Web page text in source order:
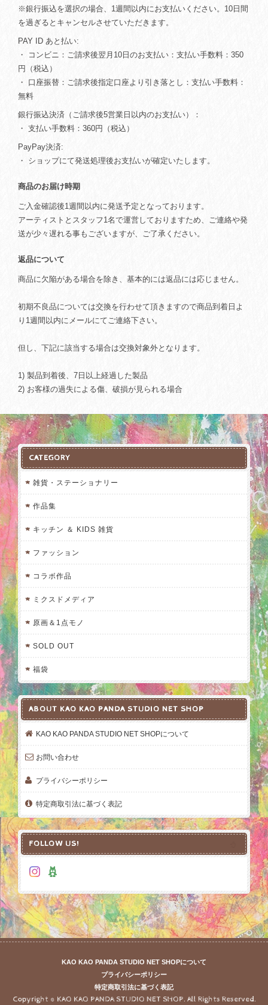
※銀行振込を選択の場合、1週間以内にお支払いください。10日間
を過ぎるとキャンセルさせていただきます。
PAY ID あと払い:
・ コンビニ：ご請求後翌月10日のお支払い：支払い手数料：350
円（税込）
・ 口座振替：ご請求後指定口座より引き落とし：支払い手数料：
無料
銀行振込決済（ご請求後5営業日以内のお支払い）：
・ 支払い手数料：360円（税込）
PayPay決済:
・ ショップにて発送処理後お支払いが確定いたします。
商品のお届け時期
ご入金確認後1週間以内に発送予定となっております。
アーティストとスタッフ1名で運営しておりますため、ご連絡や発
送が少々遅れる事もございますが、ご了承ください。
返品について
商品に欠陥がある場合を除き、基本的には返品には応じません。
初期不良品については交換を行わせて頂きますので商品到着日よ
り1週間以内にメールにてご連絡下さい。
但し、下記に該当する場合は交換対象外となります。
1) 製品到着後、7日以上経過した製品
2) お客様の過失による傷、破損が見られる場合
CATEGORY
雑貨・ステーショナリー
作品集
キッチン ＆ KIDS 雑貨
ファッション
コラボ作品
ミクスドメディア
原画＆1点モノ
SOLD OUT
福袋
ABOUT KAO KAO PANDA STUDIO NET SHOP
KAO KAO PANDA STUDIO NET SHOPについて
お問い合わせ
プライバシーポリシー
特定商取引法に基づく表記
FOLLOW US!
KAO KAO PANDA STUDIO NET SHOPについて
プライバシーポリシー
特定商取引法に基づく表記
Copyright © KAO KAO PANDA STUDIO NET SHOP. All Rights Reserved.